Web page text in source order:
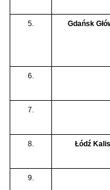
5. Gdańsk
6.
7.
8. Łódź
9.